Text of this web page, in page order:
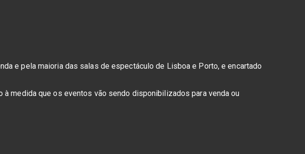
e pela maioria das salas de espectáculo de Lisboa e Porto, e encartado
medida que os eventos vão sendo disponibilizados para venda ou